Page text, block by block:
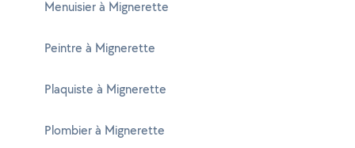
Menuisier à Mignerette
Peintre à Mignerette
Plaquiste à Mignerette
Plombier à Mignerette